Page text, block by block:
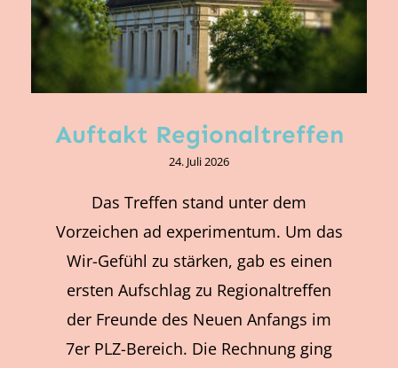
Auftakt Regionaltreffen
24. Juli 2026
Das Treffen stand unter dem
Vorzeichen ad experimentum. Um das
Wir-Gefühl zu stärken, gab es einen
ersten Aufschlag zu Regionaltreffen
der Freunde des Neuen Anfangs im
7er PLZ-Bereich. Die Rechnung ging